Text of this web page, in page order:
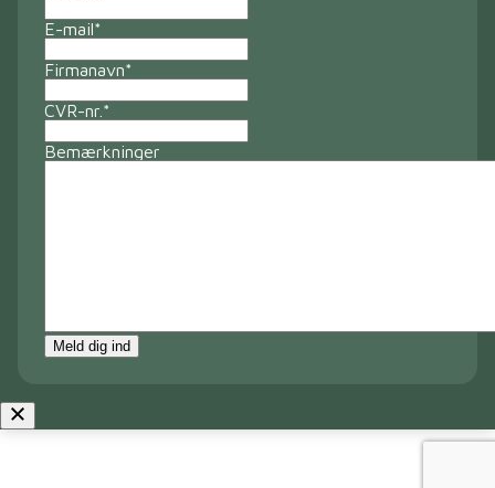
E-mail*
Firmanavn*
CVR-nr. *
Bemærkninger
Meld dig ind